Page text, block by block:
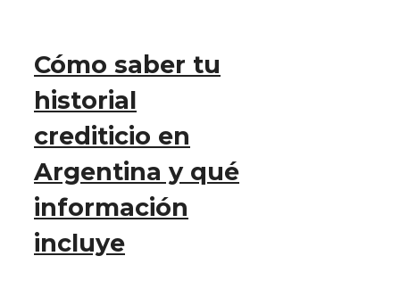
Cómo saber tu
historial
crediticio en
Argentina y qué
información
incluye